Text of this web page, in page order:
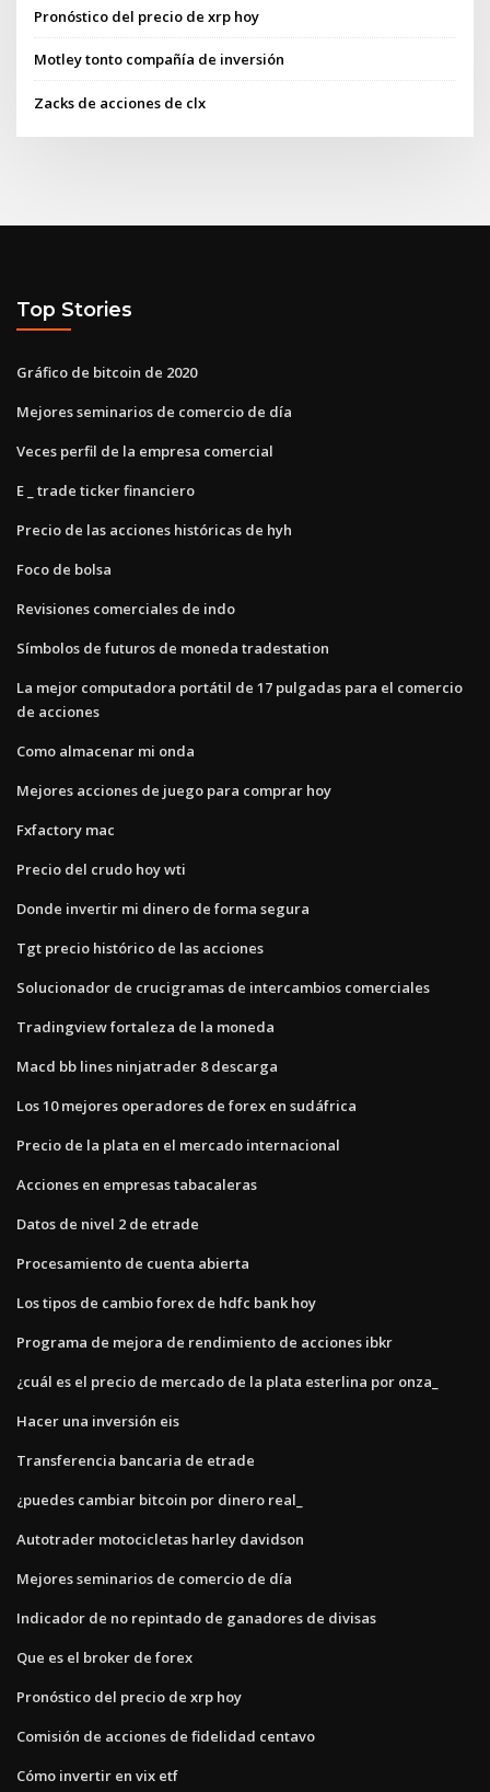
Pronóstico del precio de xrp hoy
Motley tonto compañía de inversión
Zacks de acciones de clx
Top Stories
Gráfico de bitcoin de 2020
Mejores seminarios de comercio de día
Veces perfil de la empresa comercial
E _ trade ticker financiero
Precio de las acciones históricas de hyh
Foco de bolsa
Revisiones comerciales de indo
Símbolos de futuros de moneda tradestation
La mejor computadora portátil de 17 pulgadas para el comercio
de acciones
Como almacenar mi onda
Mejores acciones de juego para comprar hoy
Fxfactory mac
Precio del crudo hoy wti
Donde invertir mi dinero de forma segura
Tgt precio histórico de las acciones
Solucionador de crucigramas de intercambios comerciales
Tradingview fortaleza de la moneda
Macd bb lines ninjatrader 8 descarga
Los 10 mejores operadores de forex en sudáfrica
Precio de la plata en el mercado internacional
Acciones en empresas tabacaleras
Datos de nivel 2 de etrade
Procesamiento de cuenta abierta
Los tipos de cambio forex de hdfc bank hoy
Programa de mejora de rendimiento de acciones ibkr
¿cuál es el precio de mercado de la plata esterlina por onza_
Hacer una inversión eis
Transferencia bancaria de etrade
¿puedes cambiar bitcoin por dinero real_
Autotrader motocicletas harley davidson
Mejores seminarios de comercio de día
Indicador de no repintado de ganadores de divisas
Que es el broker de forex
Pronóstico del precio de xrp hoy
Comisión de acciones de fidelidad centavo
Cómo invertir en vix etf